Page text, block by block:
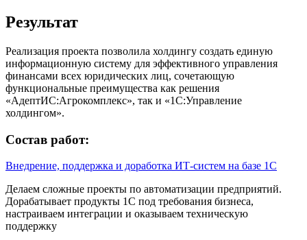
Результат
Реализация проекта позволила холдингу создать единую
информационную систему для эффективного управления
финансами всех юридических лиц, сочетающую
функциональные преимущества как решения
«АдептИС:Агрокомплекс», так и «1С:Управление
холдингом».
Состав работ:
Внедрение, поддержка и доработка ИТ‑систем на базе 1С
Делаем сложные проекты по автоматизации предприятий.
Дорабатывает продукты 1С под требования бизнеса,
настраиваем интеграции и оказываем техническую
поддержку